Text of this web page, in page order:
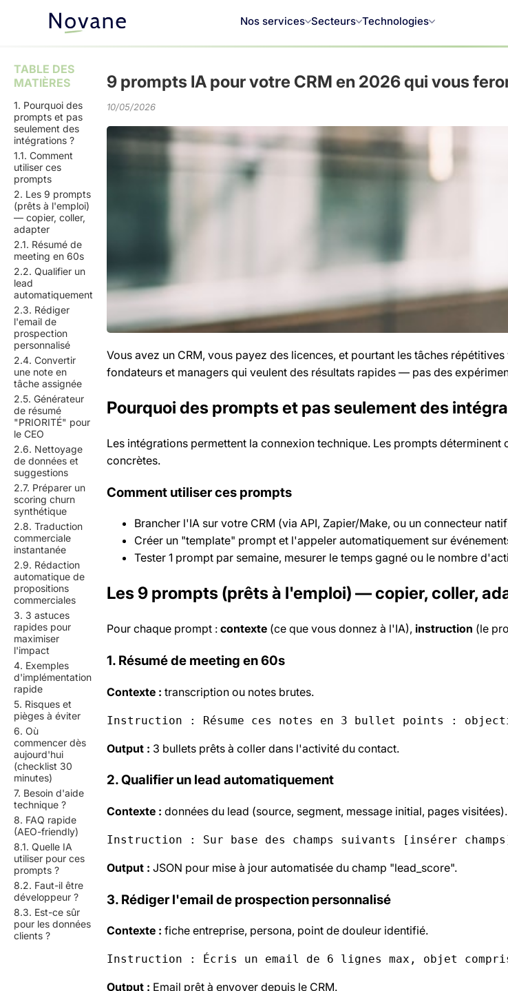
Nos services Secteurs Technologies
TABLE DES
MATIÈRES
1. Pourquoi des
prompts et pas
seulement des
intégrations ?
1.1. Comment
utiliser ces
prompts
2. Les 9 prompts
(prêts à l'emploi)
— copier, coller,
adapter
2.1. Résumé de
meeting en 60s
2.2. Qualifier un
lead
automatiquement
2.3. Rédiger
l'email de
prospection
personnalisé
2.4. Convertir
une note en
tâche assignée
2.5. Générateur
de résumé
"PRIORITÉ" pour
le CEO
2.6. Nettoyage
de données et
suggestions
2.7. Préparer un
scoring churn
synthétique
2.8. Traduction
commerciale
instantanée
2.9. Rédaction
automatique de
propositions
commerciales
3. 3 astuces
rapides pour
maximiser
l'impact
4. Exemples
d'implémentation
rapide
5. Risques et
pièges à éviter
6. Où
commencer dès
aujourd'hui
(checklist 30
minutes)
7. Besoin d'aide
technique ?
8. FAQ rapide
(AEO-friendly)
8.1. Quelle IA
utiliser pour ces
prompts ?
8.2. Faut-il être
développeur ?
8.3. Est-ce sûr
pour les données
clients ?
9 prompts IA pour votre CRM en 2026 qui vous
10/05/2026
Vous avez un CRM, vous payez des licences, et pourtant les tâches
fondateurs et managers qui veulent des résultats rapides — pas des
Pourquoi des prompts et pas seulement des
Les intégrations permettent la connexion technique. Les prompts
concrètes.
Comment utiliser ces prompts
Brancher l'IA sur votre CRM (via API, Zapier/Make, ou un connecteur
Créer un "template" prompt et l'appeler automatiquement sur
Tester 1 prompt par semaine, mesurer le temps gagné ou le nombre
Les 9 prompts (prêts à l'emploi) — copier, coller,
Pour chaque prompt : contexte (ce que vous donnez à l'IA), instruction (le
1. Résumé de meeting en 60s
Contexte : transcription ou notes brutes.
Instruction : Résume ces notes en 3 bullet points :
Output : 3 bullets prêts à coller dans l'activité du contact.
2. Qualifier un lead automatiquement
Contexte : données du lead (source, segment, message initial, pages visitées).
Instruction : Sur base des champs suivants [insérer
Output : JSON pour mise à jour automatisée du champ "lead_score".
3. Rédiger l'email de prospection personnalisé
Contexte : fiche entreprise, persona, point de douleur identifié.
Instruction : Écris un email de 6 lignes max, objet
Output : Email prêt à envoyer depuis le CRM.